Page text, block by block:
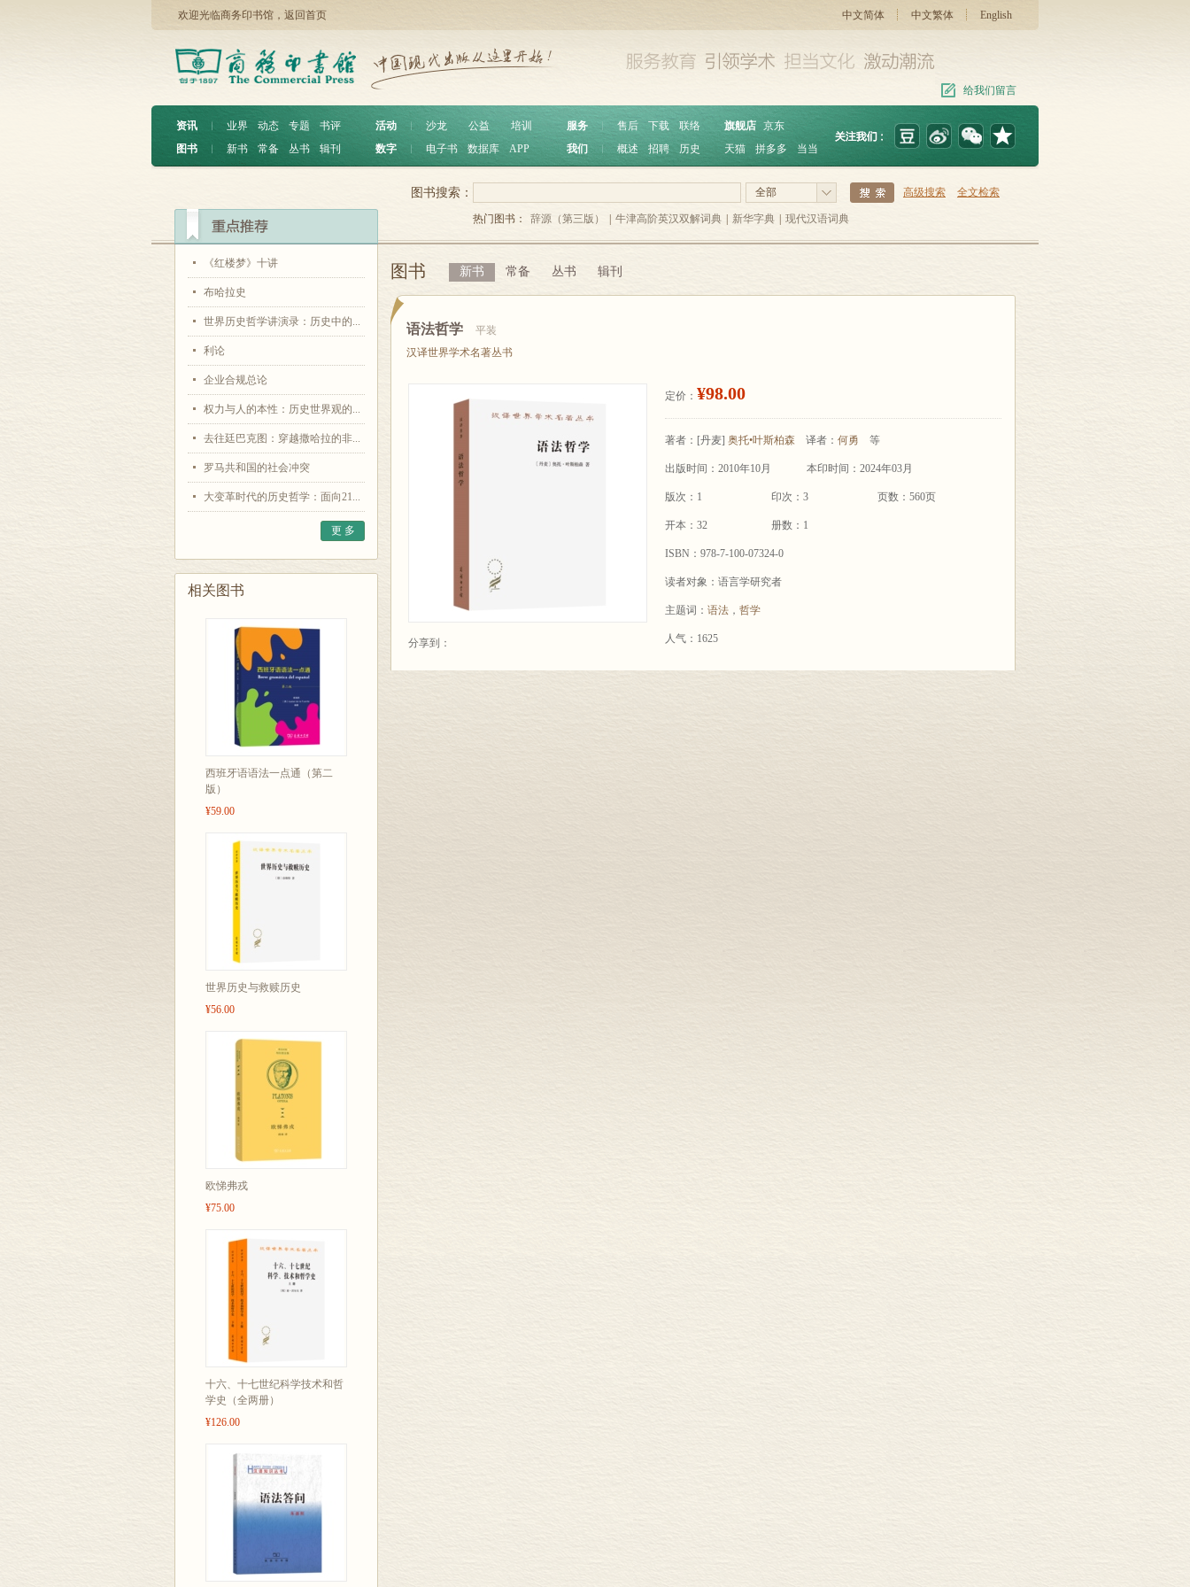
欢迎光临商务印书馆， 返回首页 中文简体 中文繁体 English
给我们留言
资讯 ︱ 业界 动态 专题
书评
图书
︱ 新书 常备 丛书 辑刊
活动 沙龙 公益
培训
数字
电子书 数据库 APP
服务 ︱ 售后 下载
联络
我们
概述 招聘 历史
旗舰店 京东
天猫
拼多多 当当
《红楼梦》十讲
布哈拉史
世界历史哲学讲演录：历史中的...
利论
企业合规总论
权力与人的本性：历史世界观的...
去往廷巴克图：穿越撒哈拉的非...
罗马共和国的社会冲突
大变革时代的历史哲学：面向21...
更 多
相关图书
西班牙语语法一点通（第二
版）
¥59.00
世界历史与救赎历史
¥56.00
欧悌弗戎
¥75.00
十六、十七世纪科学技术和哲
学史（全两册）
¥126.00
全部 高级搜索 全文检索
图书搜索：
热门图书： 辞源（第三版） 牛津高阶英汉双解词典 新华字典 现代汉语词典
图书 新书 常备 丛书 辑刊
语法哲学
平装
汉译世界学术名著丛书
分享到：
定价： ¥98.00
著者： [丹麦] 奥托•叶斯柏森 译者： 何勇 等
出版时间：2010年10月 本印时间：2024年03月
版次：1 印次：3 页数：560页
开本：32 册数：1
ISBN：978-7-100-07324-0
读者对象：语言学研究者
主题词： 语法 ， 哲学
人气：1625